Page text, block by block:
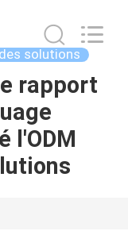
solutions
rapport
l'ODM